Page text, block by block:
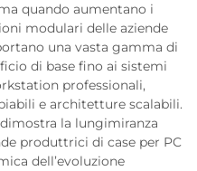
quando aumentano i
modulari delle aziende
una vasta gamma di
di base fino ai sistemi
professionali,
e architetture scalabili.
la lungimiranza
produttrici di case per PC
dell’evoluzione